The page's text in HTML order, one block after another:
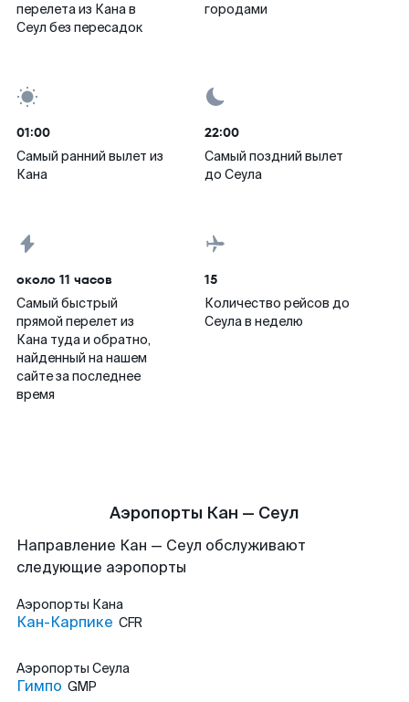
перелета из Кана в
Сеул без пересадок
городами
01:00
Самый ранний вылет из
Кана
22:00
Самый поздний вылет
до Сеула
около 11 часов
Самый быстрый
прямой перелет из
Кана туда и обратно,
найденный на нашем
сайте за последнее
время
15
Количество рейсов до
Сеула в неделю
Аэропорты Кан — Сеул
Направление Кан — Сеул обслуживают
следующие аэропорты
Аэропорты Кана
Кан-Карпике CFR
Аэропорты Сеула
Гимпо GMP